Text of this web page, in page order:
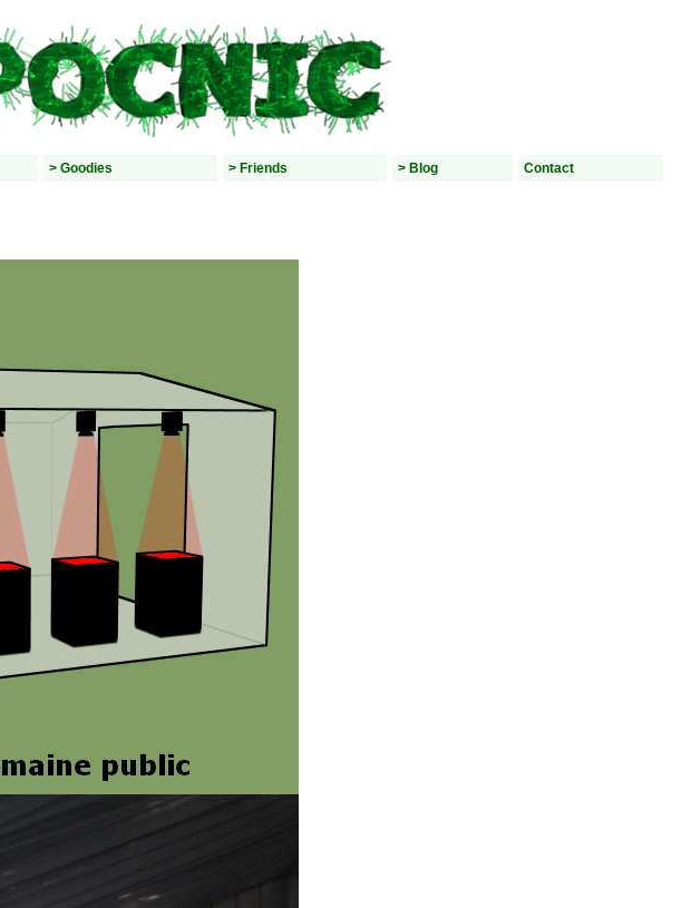
> Goodies > Friends > Blog Contact